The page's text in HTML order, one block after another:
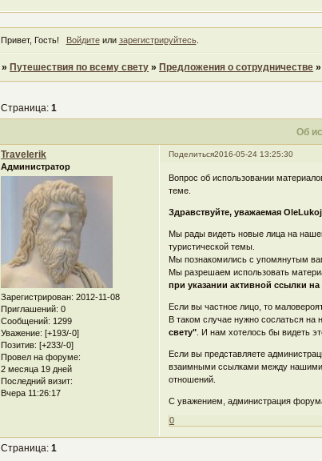
Привет, Гость! Войдитеили зарегистрируйтесь.
»Путешествия по всему свету »Предложения о сотрудничестве
Об
Страница:1
Поделиться2016-05-24 13:25:30
Travelerik
Администратор
Зарегистрирован: 2012-11-08
Приглашений: 0
Сообщений: 1299
Уважение: [+193/-0]
Позитив: [+233/-0]
Провел на форуме:
2 месяца 19 дней
Последний визит:
Вчера 11:26:17
Вопрос об использовании
теме.
Здравствуйте, уважаемая
Мы рады видеть новые лица на
туристической темы.
Мы познакомились с упомянутым
Мы разрешаем использовать
при указании активной ссылки
Если вы частное лицо, то
В таком случае нужно сослаться
свету" . И нам хотелось бы видеть
Если вы представляете
взаимными ссылками между нашими
отношений.
С уважением, администрация
0
Страница:1